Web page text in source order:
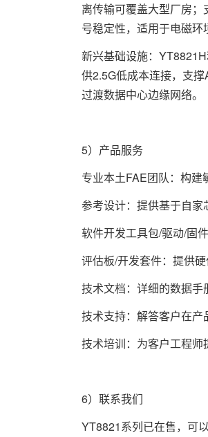
离传输可覆盖大型厂房
号稳定性，适用于电磁环
新兴基础设施：
供2.5G低成本连接，支
过渡数据中心边缘网络。
5）产品服务
专业本土FAE团队：构建
参考设计：提供基于自家
软件开发工具包/驱动/固
评估板/开发套件：提供
技术文档：详细的数据手
技术支持：解答客户在产
技术培训：为客户工程师
6）联系我们
YT8821系列已在售，可